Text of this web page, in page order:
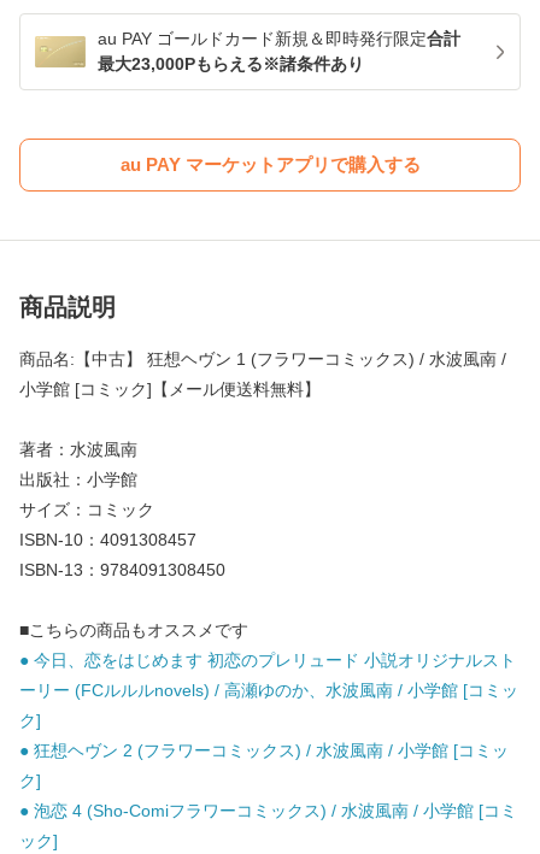
au PAY ゴールドカード新規＆即時発行限定合計
最大23,000Pもらえる※諸条件あり
au PAY マーケットアプリで購入する
商品説明
商品名:【中古】 狂想ヘヴン 1 (フラワーコミックス) / 水波風南 /
小学館 [コミック]【メール便送料無料】
著者：水波風南
出版社：小学館
サイズ：コミック
ISBN-10：4091308457
ISBN-13：9784091308450
■こちらの商品もオススメです
● 今日、恋をはじめます 初恋のプレリュード 小説オリジナルスト
ーリー (FCルルルnovels) / 高瀬ゆのか、水波風南 / 小学館 [コミッ
ク]
● 狂想ヘヴン 2 (フラワーコミックス) / 水波風南 / 小学館 [コミッ
ク]
● 泡恋 4 (Sho-Comiフラワーコミックス) / 水波風南 / 小学館 [コミ
ック]